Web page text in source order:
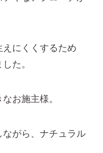
にくくするため
た。
お施主様。
ながら、ナチュラル